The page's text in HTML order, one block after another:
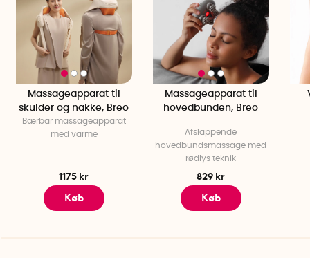
Roterende børstehoved
Børsten er udstyret med hele 72 fleksible børstehoved, der
roterer i 360 grader. De cirkulære bevægelser stimulerer
hårsækkene, hvilket kan bidrage til øget blodcirkulation og
forbedret næringstilførsel til hårbunden.
Genopladeligt batteri
Hårbundsbørsten drives af et genopladeligt batteri, som
giver op til 2,5 timers brug pr. opladning. Den oplades nemt
med den medfølgende micro USB-kabel, hvilket gør den
perfekt til rejser eller brug på farten.
Nem at bruge, nem at rengøre
Massageapparat til
skulder og nakke, Breo
Bærbar massageapparat
med varme
1175 kr
Køb
Massageapparat til
hovedbunden, Breo
Afslappende
hovedbundsmassage med
rødlys teknik
829 kr
Køb